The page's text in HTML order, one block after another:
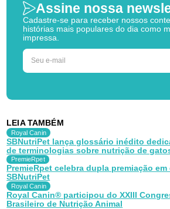
Assine nossa
Cadastre-se para receber nossos
histórias mais populares do dia como
impressa.
LEIA TAMBÉM
Royal Canin
SBNutriPet lança glossário inédito
de terminologias sobre nutrição de
PremieRpet
PremieRpet celebra dupla premiação
SBNutriPet
Royal Canin
Royal Canin® participou do XXIII
Brasileiro de Nutrição Animal